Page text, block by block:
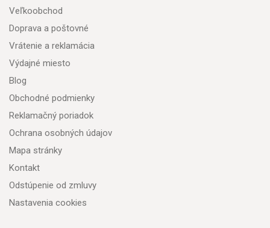
Veľkoobchod
Doprava a poštovné
Vrátenie a reklamácia
Výdajné miesto
Blog
Obchodné podmienky
Reklamačný poriadok
Ochrana osobných údajov
Mapa stránky
Kontakt
Odstúpenie od zmluvy
Nastavenia cookies